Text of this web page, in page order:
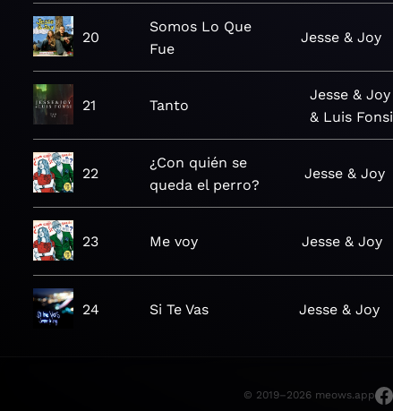
20
Somos Lo Que
Fue
Jesse & Joy
21 Tanto
Jesse & Joy
& Luis Fonsi
22
¿Con quién se
queda el perro?
Jesse & Joy
23 Me voy Jesse & Joy
24 Si Te Vas Jesse & Joy
© 2019–2026 meows.app